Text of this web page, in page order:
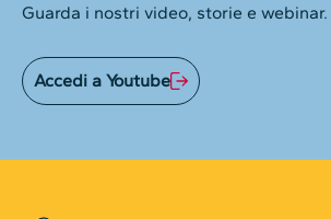
Guarda i nostri video, storie e webinar.
Accedi a Youtube